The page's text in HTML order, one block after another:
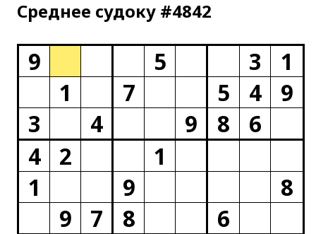
Среднее cудоку #4842
9 5 3
1
1
7 5 4
9
3
4 9 8
6
4
2
1
1
9
8
9
7 8
6